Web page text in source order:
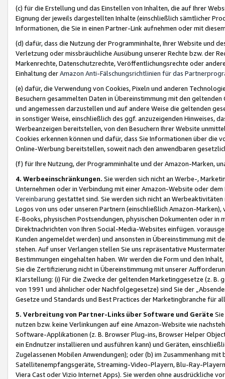
(c) für die Erstellung und das Einstellen von Inhalten, die auf Ihrer
Eignung der jeweils dargestellten Inhalte (einschließlich sämtlicher
Informationen, die Sie in einen Partner-Link aufnehmen oder mit
(d) dafür, dass die Nutzung der Programminhalte, Ihrer Website und
Verletzung oder missbräuchliche Ausübung unserer Rechte bzw. der
Markenrechte, Datenschutzrechte, Veröffentlichungsrechte oder
Einhaltung derAmazon Anti-Fälschungsrichtlinien für das
(e) dafür, die Verwendung von Cookies, Pixeln und anderen
Besuchern gesammelten Daten in Übereinstimmung mit den
und angemessen darzustellen und auf andere Weise die geltenden
in sonstiger Weise, einschließlich des ggf. anzuzeigenden Hinweises,
Werbeanzeigen bereitstellen, von den Besuchern Ihrer Website
Cookies erkennen können und dafür, dass Sie Informationen über die
Online-Werbung bereitstellen, soweit nach den anwendbaren
(f) für Ihre Nutzung, der Programminhalte und der Amazon-Marken,
4. Werbeeinschränkungen. Sie werden sich nicht an Werbe-,
Unternehmen oder in Verbindung mit einer Amazon-Website oder
Vereinbarung gestattet sind. Sie werden sich nicht an
Logos von uns oder unseren Partnern (einschließlich Amazon-
E-Books, physischen Postsendungen, physischen Dokumenten oder in
Direktnachrichten von Ihren Social-Media-Websites einfügen.
Kunden angemeldet werden) und ansonsten in Übereinstimmung mit
stehen. Auf unser Verlangen stellen Sie uns repräsentative
Bestimmungen eingehalten haben. Wir werden die Form und den
Sie die Zertifizierung nicht in Übereinstimmung mit unserer
Klarstellung: (i) Für die Zwecke der geltenden Marketinggesetze (z. B.
von 1991 und ähnlicher oder Nachfolgegesetze) sind Sie der
Gesetze und Standards und Best Practices der Marketingbranche für
5. Verbreitung von Partner-Links über Software und Geräte
nutzen bzw. keine Verlinkungen auf eine Amazon-Website wie
Software-Applikationen (z. B. Browser Plug-ins, Browser Helper
ein Endnutzer installieren und ausführen kann) und Geräten,
Zugelassenen Mobilen Anwendungen); oder (b) im Zusammenhang
Satellitenempfangsgeräte, Streaming-Video-Playern, Blu-Ray-
Viera Cast oder Vizio Internet Apps). Sie werden ohne ausdrückliche